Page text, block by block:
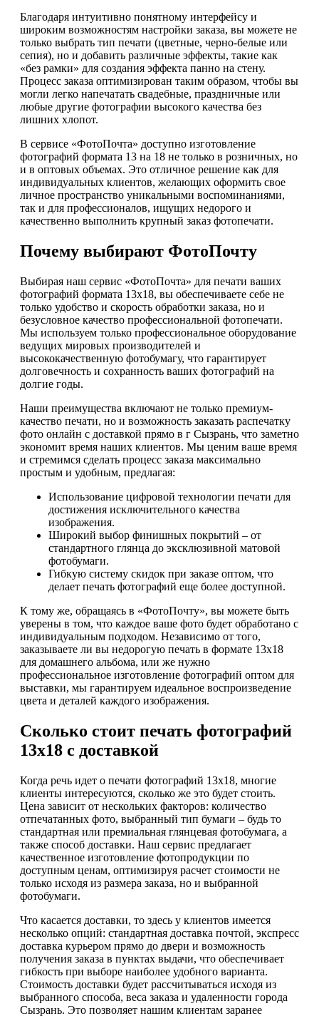
Благодаря интуитивно понятному интерфейсу и
широким возможностям настройки заказа, вы можете не
только выбрать тип печати (цветные, черно-белые или
сепия), но и добавить различные эффекты, такие как
«без рамки» для создания эффекта панно на стену.
Процесс заказа оптимизирован таким образом, чтобы вы
могли легко напечатать свадебные, праздничные или
любые другие фотографии высокого качества без
лишних хлопот.
В сервисе «ФотоПочта» доступно изготовление
фотографий формата 13 на 18 не только в розничных, но
и в оптовых объемах. Это отличное решение как для
индивидуальных клиентов, желающих оформить свое
личное пространство уникальными воспоминаниями,
так и для профессионалов, ищущих недорого и
качественно выполнить крупный заказ фотопечати.
Почему выбирают ФотоПочту
Выбирая наш сервис «ФотоПочта» для печати ваших
фотографий формата 13х18, вы обеспечиваете себе не
только удобство и скорость обработки заказа, но и
безусловное качество профессиональной фотопечати.
Мы используем только профессиональное оборудование
ведущих мировых производителей и
высококачественную фотобумагу, что гарантирует
долговечность и сохранность ваших фотографий на
долгие годы.
Наши преимущества включают не только премиум-
качество печати, но и возможность заказать распечатку
фото онлайн с доставкой прямо в г Сызрань, что заметно
экономит время наших клиентов. Мы ценим ваше время
и стремимся сделать процесс заказа максимально
простым и удобным, предлагая:
Использование цифровой технологии печати для
достижения исключительного качества
изображения.
Широкий выбор финишных покрытий – от
стандартного глянца до эксклюзивной матовой
фотобумаги.
Гибкую систему скидок при заказе оптом, что
делает печать фотографий еще более доступной.
К тому же, обращаясь в «ФотоПочту», вы можете быть
уверены в том, что каждое ваше фото будет обработано с
индивидуальным подходом. Независимо от того,
заказываете ли вы недорогую печать в формате 13х18
для домашнего альбома, или же нужно
профессиональное изготовление фотографий оптом для
выставки, мы гарантируем идеальное воспроизведение
цвета и деталей каждого изображения.
Сколько стоит печать фотографий
13х18 с доставкой
Когда речь идет о печати фотографий 13х18, многие
клиенты интересуются, сколько же это будет стоить.
Цена зависит от нескольких факторов: количество
отпечатанных фото, выбранный тип бумаги – будь то
стандартная или премиальная глянцевая фотобумага, а
также способ доставки. Наш сервис предлагает
качественное изготовление фотопродукции по
доступным ценам, оптимизируя расчет стоимости не
только исходя из размера заказа, но и выбранной
фотобумаги.
Что касается доставки, то здесь у клиентов имеется
несколько опций: стандартная доставка почтой, экспресс
доставка курьером прямо до двери и возможность
получения заказа в пунктах выдачи, что обеспечивает
гибкость при выборе наиболее удобного варианта.
Стоимость доставки будет рассчитываться исходя из
выбранного способа, веса заказа и удаленности города
Сызрань. Это позволяет нашим клиентам заранее